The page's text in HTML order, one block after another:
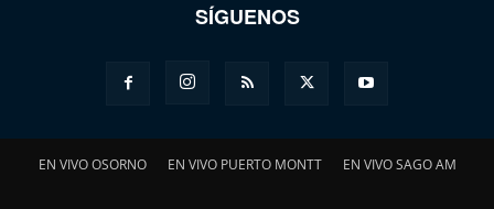
SÍGUENOS
EN VIVO OSORNO EN VIVO PUERTO MONTT EN VIVO SAGO AM